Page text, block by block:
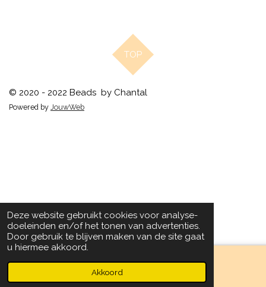
Deze website gebruikt cookies voor analyse-
doeleinden en/of het tonen van advertenties.
Door gebruik te blijven maken van de site gaat
u hiermee akkoord.
Akkoord
TOP
© 2020 - 2022 Beads by Chantal
Powered by JouwWeb